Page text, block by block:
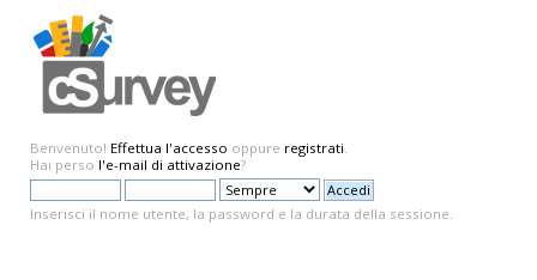
Benvenuto! Effettua l'accesso oppure registrati.
Hai perso l'e-mail di attivazione?
Inserisci il nome utente, la password e la durata della sessione.